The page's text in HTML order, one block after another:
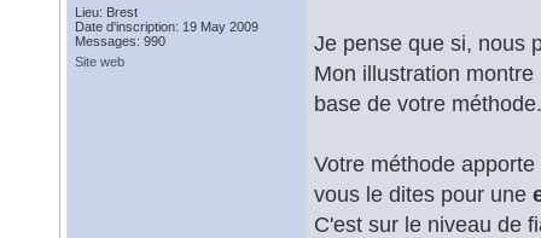
Lieu: Brest
Date d'inscription: 19 May 2009
Messages: 990
Site web
Je pense que si, nous
Mon illustration
base de votre méthode.
Votre méthode
vous le dites pour une
C'est sur le niveau de